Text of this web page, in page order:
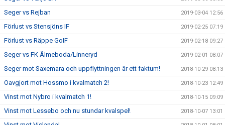
Seger vs Rejban 2019-03-04 12:56
Förlust vs Stensjöns IF 2019-02-25 07:19
Förlust vs Räppe GoIF 2019-02-18 09:27
Seger vs FK Älmeboda/Linneryd 2019-02-01 08:07
Seger mot Saxemara och uppflyttningen är ett faktum! 2018-10-29 08:13
Oavgjort mot Hossmo i kvalmatch 2! 2018-10-23 12:49
Vinst mot Nybro i kvalmatch 1! 2018-10-15 09:09
Vinst mot Lessebo och nu stundar kvalspel! 2018-10-07 13:01